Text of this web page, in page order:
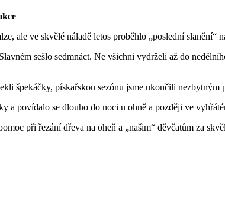
ale ve skvělé náladě letos proběhlo „poslední slanění“
sešlo sedmnáct. Ne všichni vydrželi až do
špekáčky, pískařskou sezónu jsme ukončili
a povídalo se dlouho do noci u ohně a později ve
při řezání dřeva na oheň a „našim“ děvčatům za